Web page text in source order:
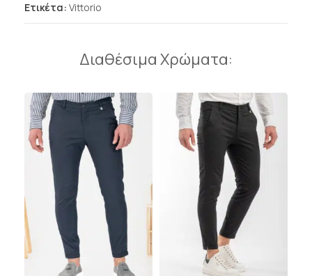
Ετικέτα: Vittorio
Διαθέσιμα Χρώματα: